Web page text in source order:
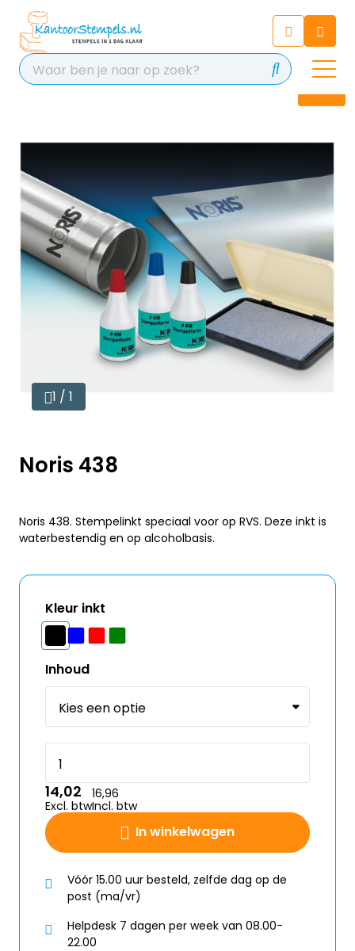
Chat 24/7 met onze chatbot
voor hulp
Contact
1 / 1
Noris 438
Noris 438. Stempelinkt speciaal voor op RVS. Deze inkt is
waterbestendig en op alcoholbasis.
Kleur inkt
Inhoud
In winkelwagen
14,02
Excl. btw
16,96
Incl. btw
Vóór 15.00 uur besteld, zelfde dag op de
post (ma/vr)
Helpdesk 7 dagen per week van 08.00-
22.00